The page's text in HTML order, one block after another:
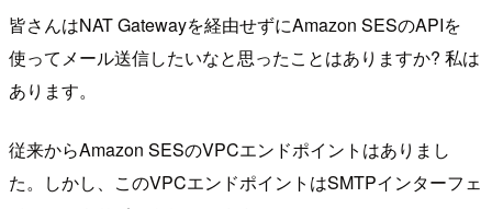
皆さんはNAT Gatewayを経由せずにAmazon SESのAPIを
使ってメール送信したいなと思ったことはありますか? 私は
あります。
従来からAmazon SESのVPCエンドポイントはありまし
た。しかし、このVPCエンドポイントはSMTPインターフェ